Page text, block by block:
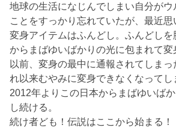
地球の生活になじんでしまい自分がウ
ことをすっかり忘れていたが、最近思
変身アイテムはふんどし。ふんどし
からまばゆいばかりの光に包まれて変
以前、変身の最中に通報されてしま
れ以来むやみに変身できなくなってし
2012年よりこの日本からまばゆいば
し続ける。
続け者ども！伝説はここから始まる！